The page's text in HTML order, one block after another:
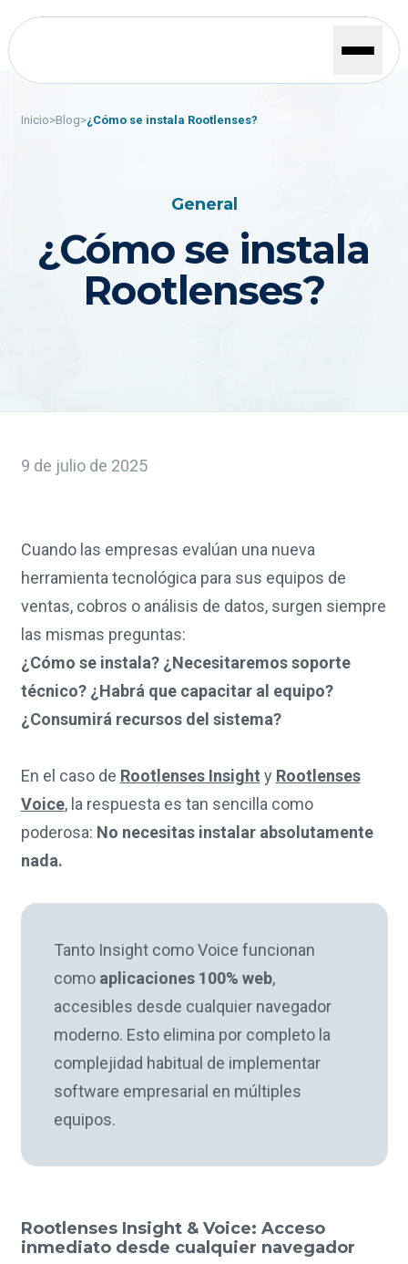
Inicio>Blog>¿Cómo se instala Rootlenses?
General
¿Cómo se instala
Rootlenses?
9 de julio de 2025
Cuando las empresas evalúan una nueva
herramienta tecnológica para sus equipos de
ventas, cobros o análisis de datos, surgen siempre
las mismas preguntas:
¿Cómo se instala? ¿Necesitaremos soporte
técnico? ¿Habrá que capacitar al equipo?
¿Consumirá recursos del sistema?
En el caso de Rootlenses Insight y Rootlenses
Voice, la respuesta es tan sencilla como
poderosa: No necesitas instalar absolutamente
nada.
Tanto Insight como Voice funcionan
como aplicaciones 100% web,
accesibles desde cualquier navegador
moderno. Esto elimina por completo la
complejidad habitual de implementar
software empresarial en múltiples
equipos.
Rootlenses Insight & Voice: Acceso
inmediato desde cualquier navegador